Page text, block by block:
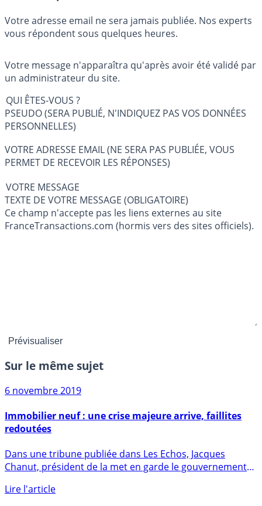
Votre adresse email ne sera jamais publiée. Nos experts
vous répondent sous quelques heures.
Votre message n'apparaîtra qu'après avoir été validé par
un administrateur du site.
QUI ÊTES-VOUS ?
PSEUDO (SERA PUBLIÉ, N'INDIQUEZ PAS VOS DONNÉES
PERSONNELLES)
VOTRE ADRESSE EMAIL (NE SERA PAS PUBLIÉE, VOUS
PERMET DE RECEVOIR LES RÉPONSES)
VOTRE MESSAGE
TEXTE DE VOTRE MESSAGE (OBLIGATOIRE)
Ce champ n'accepte pas les liens externes au site
FranceTransactions.com (hormis vers des sites officiels).
Sur le même sujet
Immobilier neuf : une crise majeure arrive, faillites
Dans une tribune publiée dans Les Echos, Jacques
Chanut, président de la met en garde le gouvernement
contre une (...)